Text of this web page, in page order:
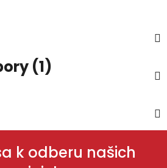
(1)
k odberu našich